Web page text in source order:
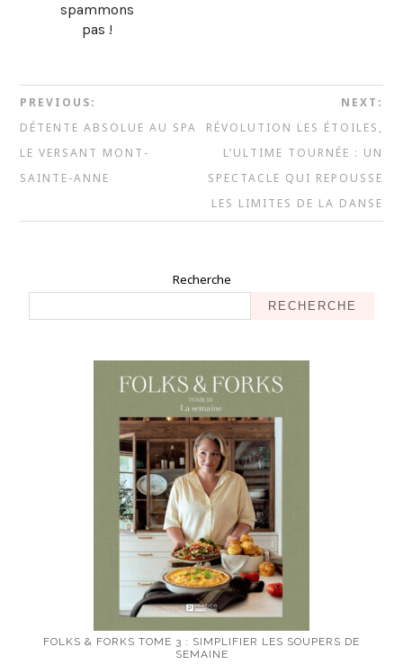
spammons
pas !
PREVIOUS:
DÉTENTE ABSOLUE AU SPA
LE VERSANT MONT-
SAINTE-ANNE
NEXT:
RÉVOLUTION LES ÉTOILES,
L’ULTIME TOURNÉE : UN
SPECTACLE QUI REPOUSSE
LES LIMITES DE LA DANSE
Recherche
RECHERCHE
FOLKS & FORKS TOME 3 : SIMPLIFIER LES SOUPERS DE
SEMAINE